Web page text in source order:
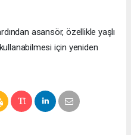
asansör, özellikle yaşlı
için yeniden